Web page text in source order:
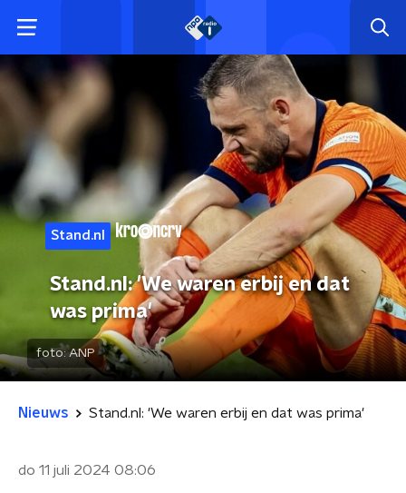
Stand.nl
Stand.nl: 'We waren erbij en dat
was prima'
foto: ANP
Nieuws Stand.nl: 'We waren erbij en dat was prima'
do 11 juli 2024 08:06